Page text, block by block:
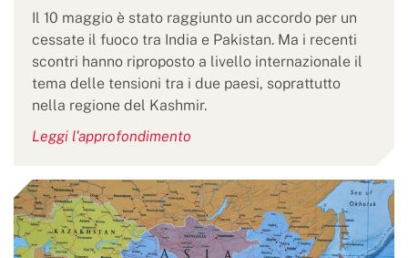
Il 10 maggio è stato raggiunto un accordo per un
cessate il fuoco tra India e Pakistan. Ma i recenti
scontri hanno riproposto a livello internazionale il
tema delle tensioni tra i due paesi, soprattutto
nella regione del Kashmir.
Leggi l'approfondimento